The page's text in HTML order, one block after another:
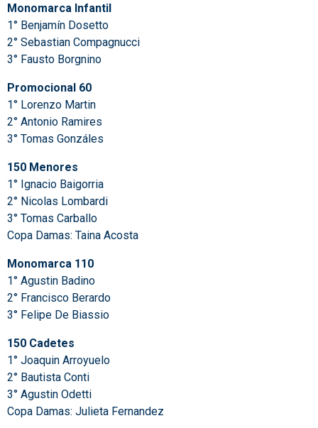
Monomarca Infantil
1° Benjamín Dosetto
2° Sebastian Compagnucci
3° Fausto Borgnino
Promocional 60
1° Lorenzo Martin
2° Antonio Ramires
3° Tomas Gonzáles
150 Menores
1° Ignacio Baigorria
2° Nicolas Lombardi
3° Tomas Carballo
Copa Damas: Taina Acosta
Monomarca 110
1° Agustin Badino
2° Francisco Berardo
3° Felipe De Biassio
150 Cadetes
1° Joaquin Arroyuelo
2° Bautista Conti
3° Agustin Odetti
Copa Damas: Julieta Fernandez